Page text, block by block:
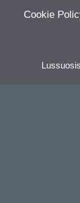
Cookie